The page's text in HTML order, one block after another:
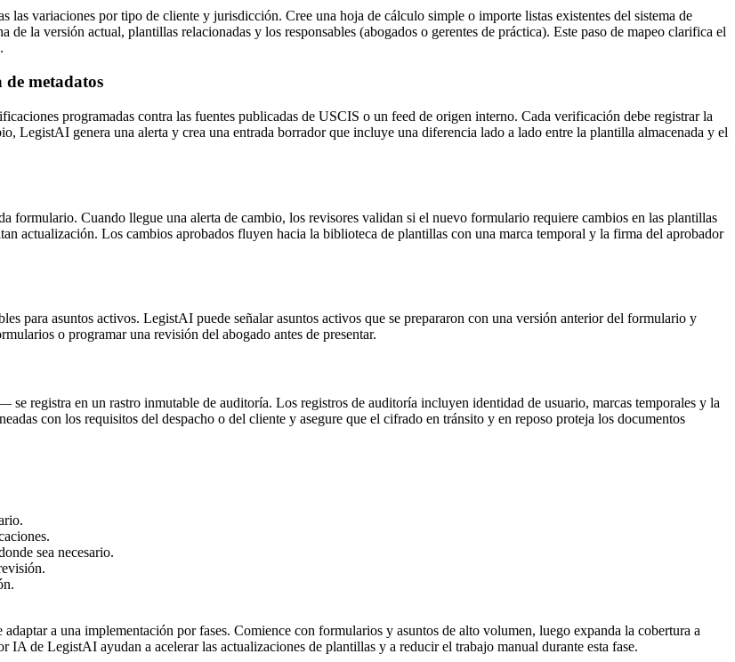
variaciones por tipo de cliente y jurisdicción. Cree una hoja de cálculo simple o importe listas existentes del sistema de
la versión actual, plantillas relacionadas y los responsables (abogados o gerentes de práctica). Este paso de mapeo clarifica el
metadatos
programadas contra las fuentes publicadas de USCIS o un feed de origen interno. Cada verificación debe registrar la
LegistAI genera una alerta y crea una entrada borrador que incluye una diferencia lado a lado entre la plantilla almacenada y el
formulario. Cuando llegue una alerta de cambio, los revisores validan si el nuevo formulario requiere cambios en las plantillas
actualización. Los cambios aprobados fluyen hacia la biblioteca de plantillas con una marca temporal y la firma del aprobador
para asuntos activos. LegistAI puede señalar asuntos activos que se prepararon con una versión anterior del formulario y
o programar una revisión del abogado antes de presentar.
registra en un rastro inmutable de auditoría. Los registros de auditoría incluyen identidad de usuario, marcas temporales y la
con los requisitos del despacho o del cliente y asegure que el cifrado en tránsito y en reposo proteja los documentos
sea necesario.
a una implementación por fases. Comience con formularios y asuntos de alto volumen, luego expanda la cobertura a
IA de LegistAI ayudan a acelerar las actualizaciones de plantillas y a reducir el trabajo manual durante esta fase.